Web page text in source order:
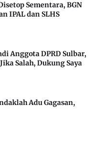
Sementara, BGN
IPAL dan SLHS
Anggota DPRD Sulbar,
Salah, Dukung Saya
Adu Gagasan,